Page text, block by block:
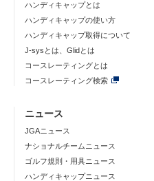
ハンディキャップとは
ハンディキャップの使い方
ハンディキャップ取得について
J-sysとは、Glidとは
コースレーティングとは
コースレーティング検索
ニュース
JGAニュース
ナショナルチームニュース
ゴルフ規則・用具ニュース
ハンディキャップニュース